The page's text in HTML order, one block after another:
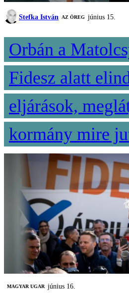
Stefka István AZ ÖREG június 15.
Orbán a
Fidesz alatt
eljárások,
kormány mire
MAGYAR UGAR június 16.